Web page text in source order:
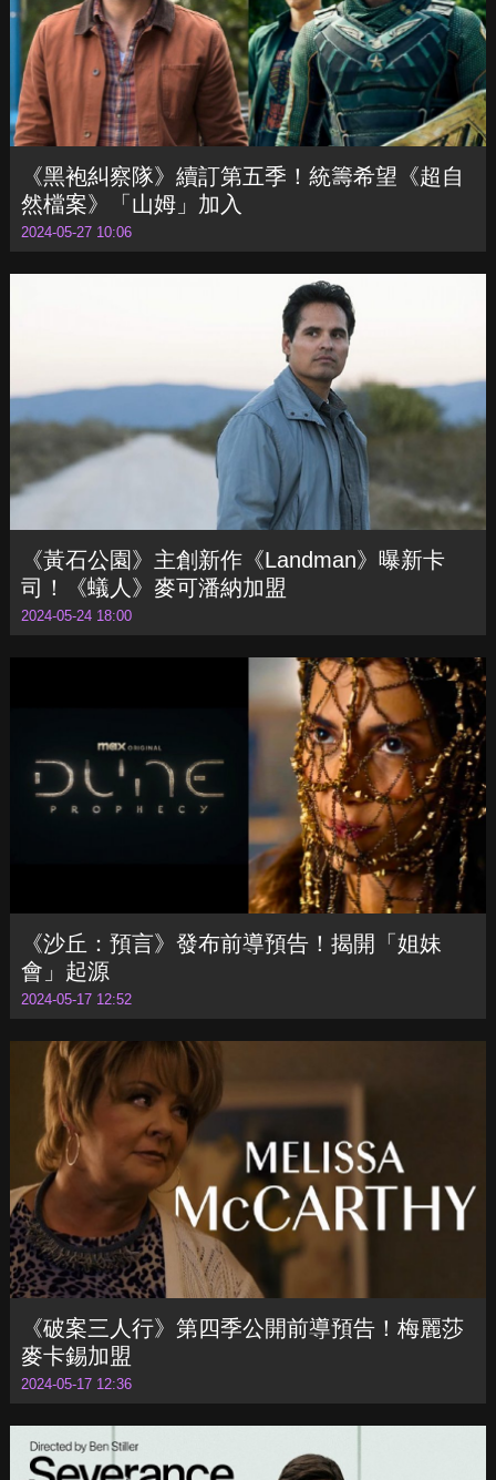
《黑袍糾察隊》續訂第五季！統籌希望《超自
《黃石公園》主創新作《Landman》曝新卡
司！《蟻人》麥可潘納加盟
2024-05-24 18:00
《沙丘：預言》發布前導預告！揭開「姐妹
會」起源
2024-05-17 12:52
《破案三人行》第四季公開前導預告！梅麗莎